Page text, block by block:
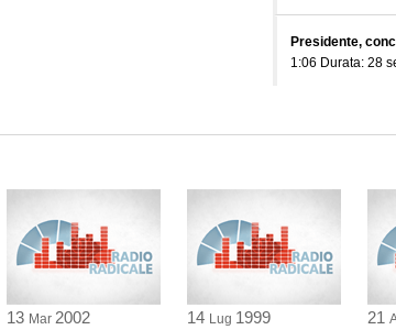
Presidente,
1:06 Durata: 28
13 Mar 2002 14 Lug 1999 21